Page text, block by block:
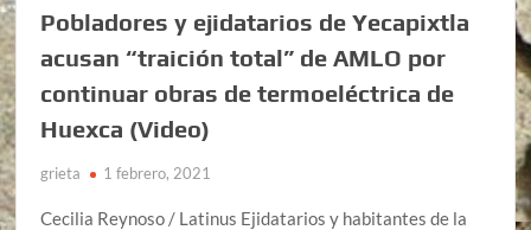
Pobladores y ejidatarios de Yecapixtla
acusan “traición total” de AMLO por
continuar obras de termoeléctrica de
Huexca (Video)
grieta 1 febrero, 2021
Cecilia Reynoso / Latinus Ejidatarios y habitantes de la